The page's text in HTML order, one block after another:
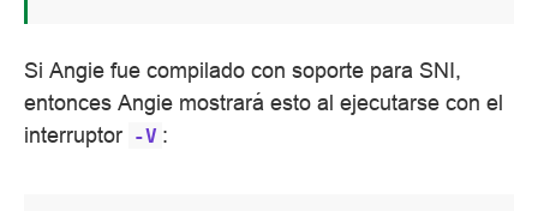
Si Angie fue compilado con soporte para SNI,
entonces Angie mostrará esto al ejecutarse con el
interruptor -V :